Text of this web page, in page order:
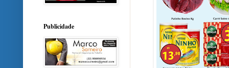
Publicidade